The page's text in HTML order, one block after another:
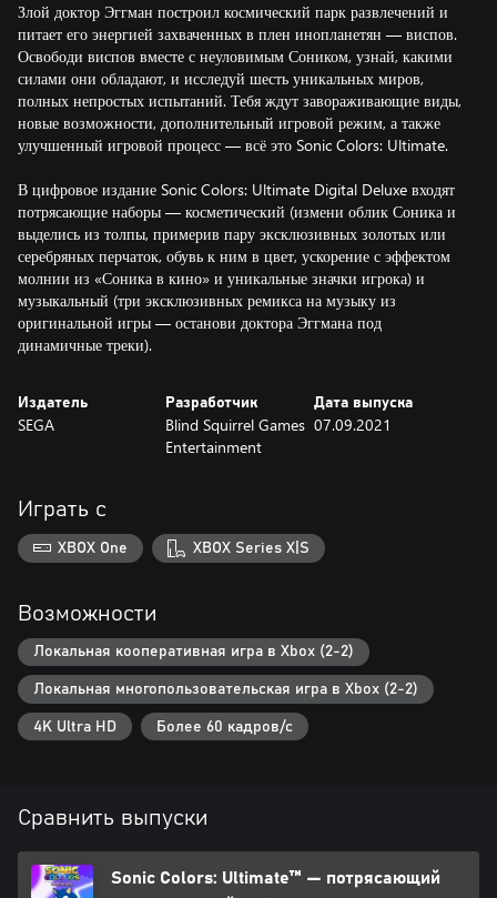
Злой доктор Эггман построил космический парк развлечений и
питает его энергией захваченных в плен инопланетян — виспов.
Освободи виспов вместе с неуловимым Соником, узнай, какими
силами они обладают, и исследуй шесть уникальных миров,
полных непростых испытаний. Тебя ждут завораживающие виды,
новые возможности, дополнительный игровой режим, а также
улучшенный игровой процесс — всё это Sonic Colors: Ultimate.
В цифровое издание Sonic Colors: Ultimate Digital Deluxe входят
потрясающие наборы — косметический (измени облик Соника и
выделись из толпы, примерив пару эксклюзивных золотых или
серебряных перчаток, обувь к ним в цвет, ускорение с эффектом
молнии из «Соника в кино» и уникальные значки игрока) и
музыкальный (три эксклюзивных ремикса на музыку из
оригинальной игры — останови доктора Эггмана под
динамичные треки).
Издатель
SEGA
Разработчик
Blind Squirrel Games
Entertainment
Дата выпуска
07.09.2021
Играть с
XBOX One XBOX Series X|S
Возможности
Локальная кооперативная игра в Xbox (2-2)
Локальная многопользовательская игра в Xbox (2-2)
4K Ultra HD Более 60 кадров/с
Сравнить выпуски
Sonic Colors: Ultimate™ — потрясающий